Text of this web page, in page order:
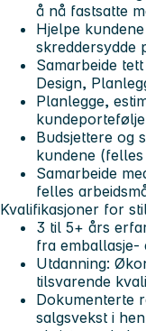
å nå fastsatte
Hjelpe
skreddersydde
Samarbeide
Design,
Planlegge,
Budsjettere og
kundene
Samarbeide
felles
Kvalifikasjoner for
3 til 5+ års
fra
Utdanning:
tilsvarende
Dokumenterte
salgsvekst i